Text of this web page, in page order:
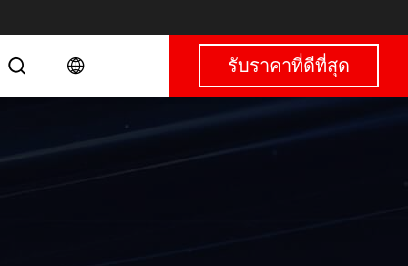
รับราคาที่ดีที่สุด